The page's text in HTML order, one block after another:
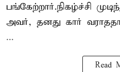
பங்கேற்றார்.நிகழ்ச்சி
அவர், தனது கார்
...
Read